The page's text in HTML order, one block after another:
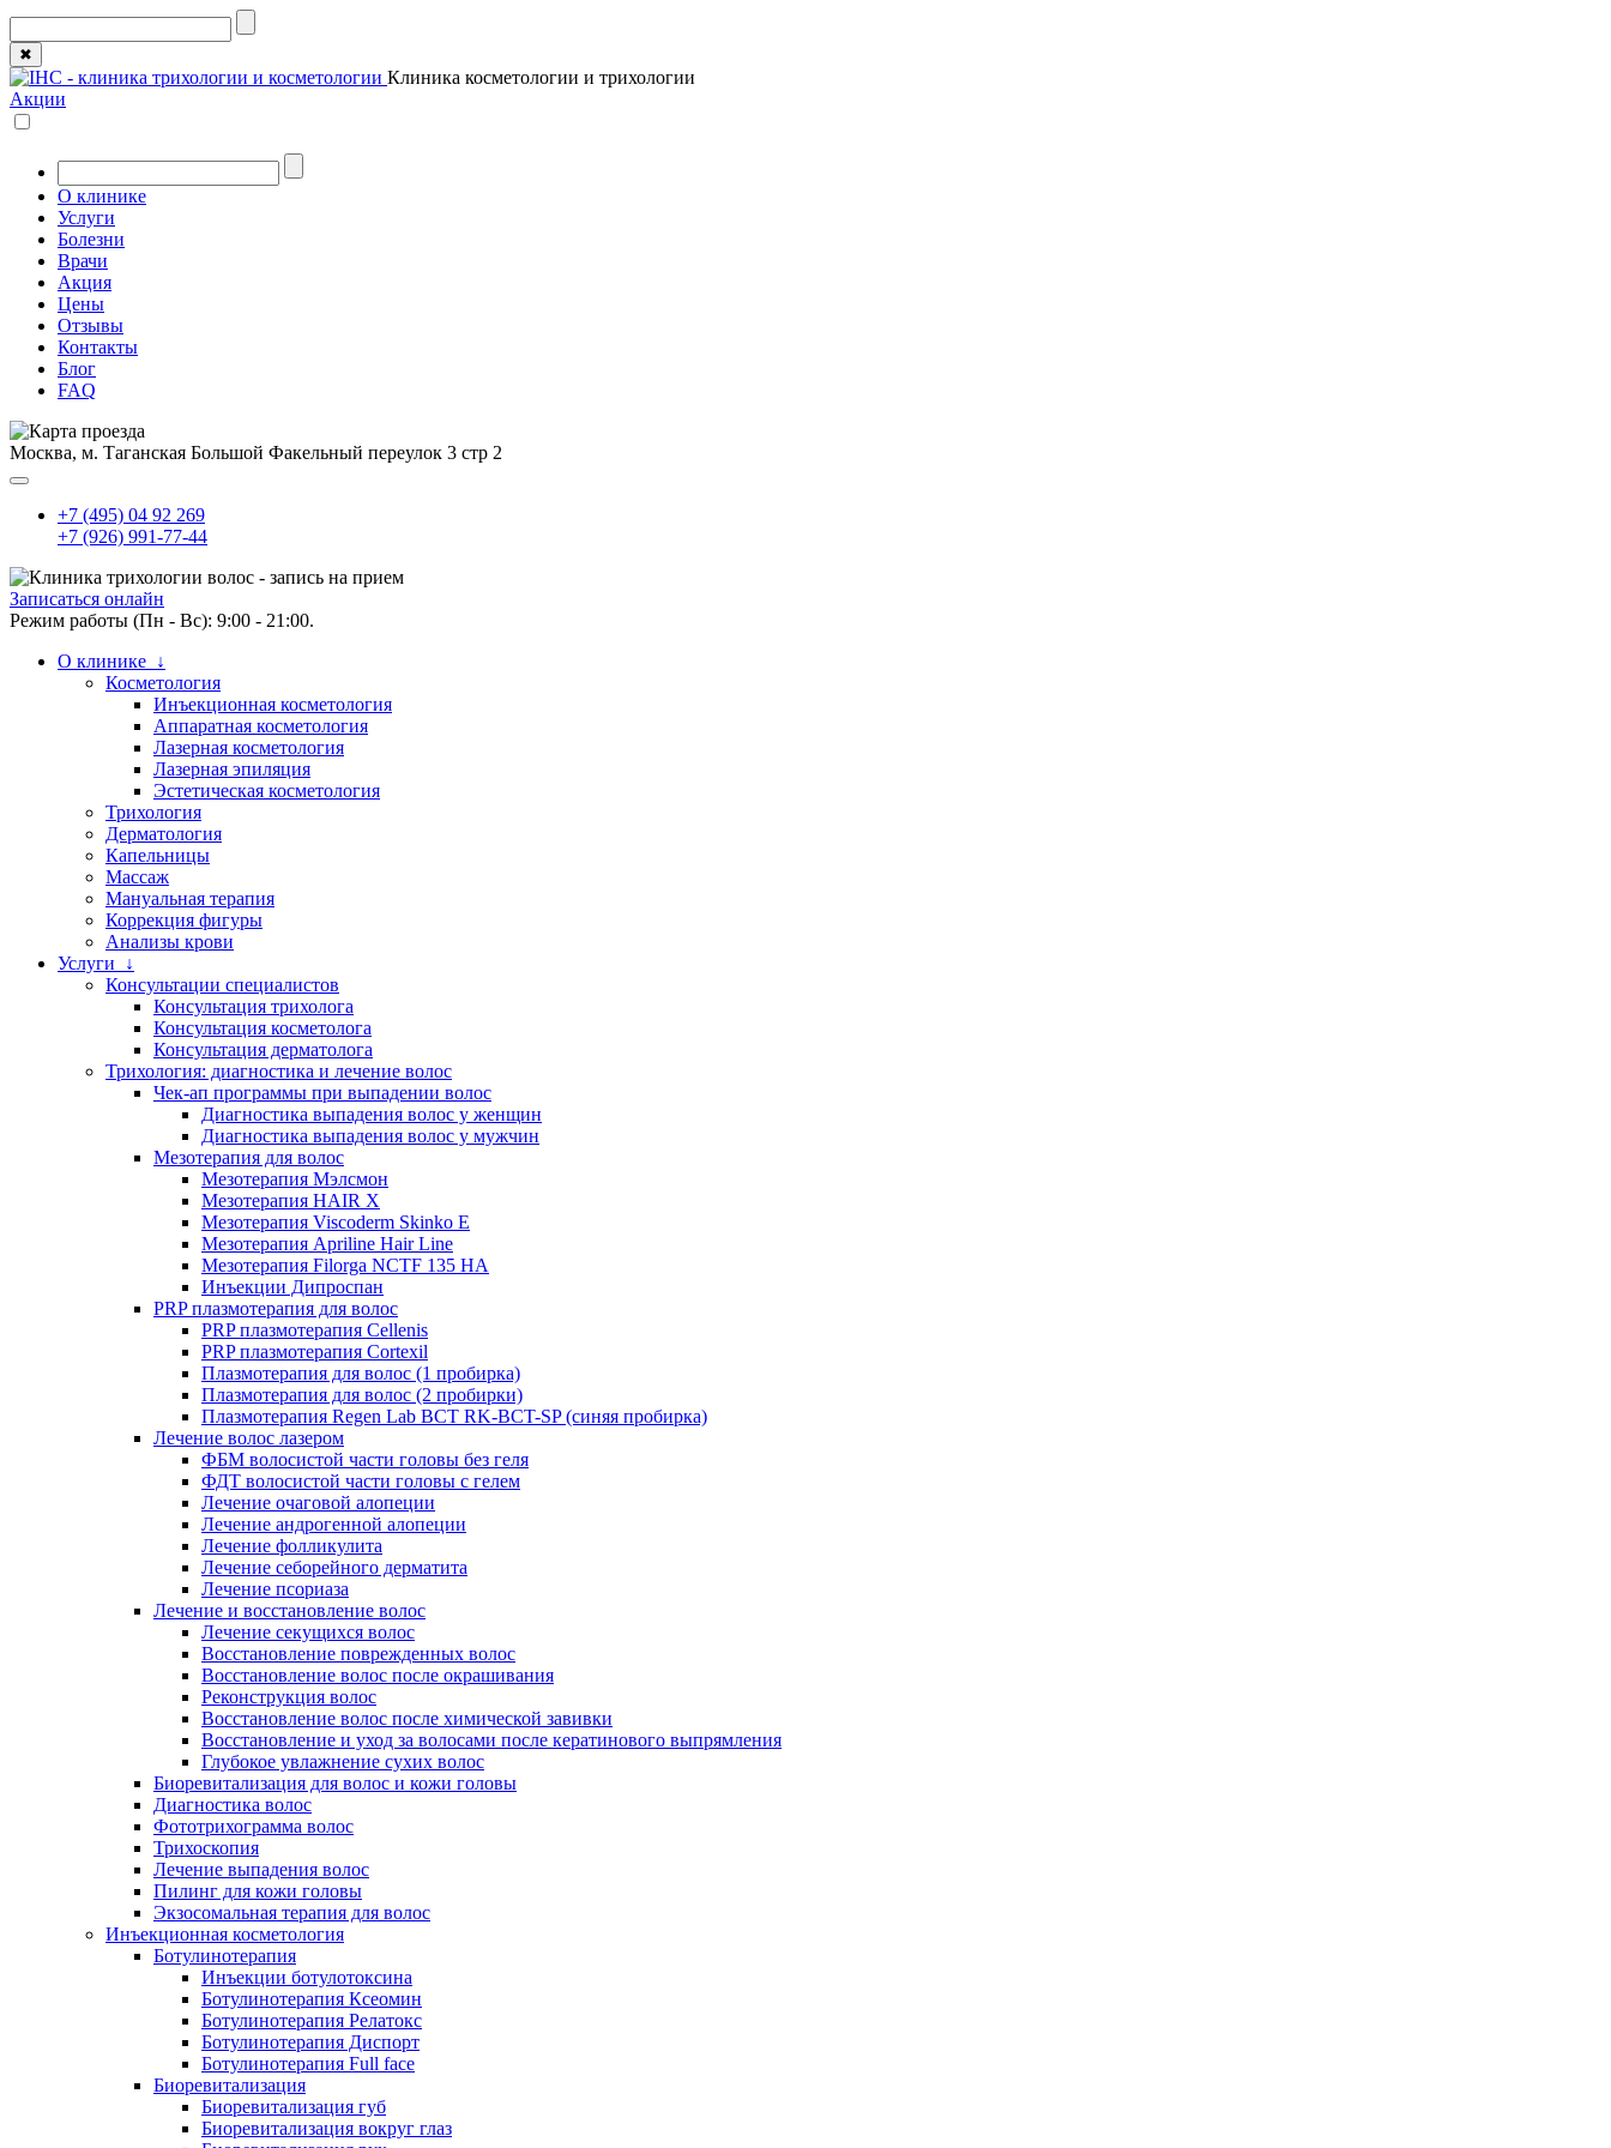
✖
Клиника косметологии и трихологии
Акции
О клинике
Услуги
Болезни
Врачи
Акция
Цены
Отзывы
Контакты
Блог
FAQ
Москва, м. Таганская Большой Факельный переулок 3 стр 2
+7 (495) 04 92 269
+7 (926) 991-77-44
Записаться онлайн
Режим работы (Пн - Вс): 9:00 - 21:00.
О клинике ↓
Косметология
Инъекционная косметология
Аппаратная косметология
Лазерная косметология
Лазерная эпиляция
Эстетическая косметология
Трихология
Дерматология
Капельницы
Массаж
Мануальная терапия
Коррекция фигуры
Анализы крови
Услуги ↓
Консультации специалистов
Консультация трихолога
Консультация косметолога
Консультация дерматолога
Трихология: диагностика и лечение волос
Чек-ап программы при выпадении волос
Диагностика выпадения волос у женщин
Диагностика выпадения волос у мужчин
Мезотерапия для волос
Мезотерапия Мэлсмон
Мезотерапия HAIR X
Мезотерапия Viscoderm Skinko E
Мезотерапия Apriline Hair Line
Мезотерапия Filorga NCTF 135 HA
Инъекции Дипроспан
PRP плазмотерапия для волос
PRP плазмотерапия Cellenis
PRP плазмотерапия Cortexil
Плазмотерапия для волос (1 пробирка)
Плазмотерапия для волос (2 пробирки)
Плазмотерапия Regen Lab BCT RK-BCT-SP (синяя пробирка)
Лечение волос лазером
ФБМ волосистой части головы без геля
ФДТ волосистой части головы с гелем
Лечение очаговой алопеции
Лечение андрогенной алопеции
Лечение фолликулита
Лечение себорейного дерматита
Лечение псориаза
Лечение и восстановление волос
Лечение секущихся волос
Восстановление поврежденных волос
Восстановление волос после окрашивания
Реконструкция волос
Восстановление волос после химической завивки
Восстановление и уход за волосами после кератинового выпрямления
Глубокое увлажнение сухих волос
Биоревитализация для волос и кожи головы
Диагностика волос
Фототрихограмма волос
Трихоскопия
Лечение выпадения волос
Пилинг для кожи головы
Экзосомальная терапия для волос
Инъекционная косметология
Ботулинотерапия
Инъекции ботулотоксина
Ботулинотерапия Ксеомин
Ботулинотерапия Релатокс
Ботулинотерапия Диспорт
Ботулинотерапия Full face
Биоревитализация
Биоревитализация губ
Биоревитализация вокруг глаз